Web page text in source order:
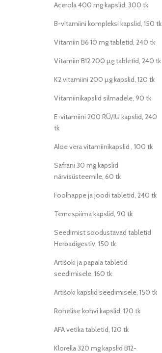
Acerola 400 mg kapslid, 300 tk
B-vitamiini kompleksi kapslid, 150 tk
Vitamiin B6 10 mg tabletid, 240 tk
Vitamiin B12 200 µg tabletid, 240 tk
K2 vitamiini 200 µg kapslid, 120 tk
Vitamiinikapslid silmadele, 90 tk
E-vitamiini 200 RÜ/IU kapslid, 240
tk
Aloe vera vitamiinikapslid , 100 tk
Safrani 30 mg kapslid
närvisüsteemile, 60 tk
Foolhappe ja joodi tabletid, 240 tk
Ternespiima kapslid, 90 tk
Seedimist soodustavad tabletid
Herbadigestiv, 150 tk
Artišoki ja papaia tabletid
seedimisele, 160 tk
Artišoki kapslid seedimisele, 150 tk
Rohelise kohvi kapslid, 120 tk
AFA vetika tabletid, 120 tk
Klorella 320 mg kapslid B12-